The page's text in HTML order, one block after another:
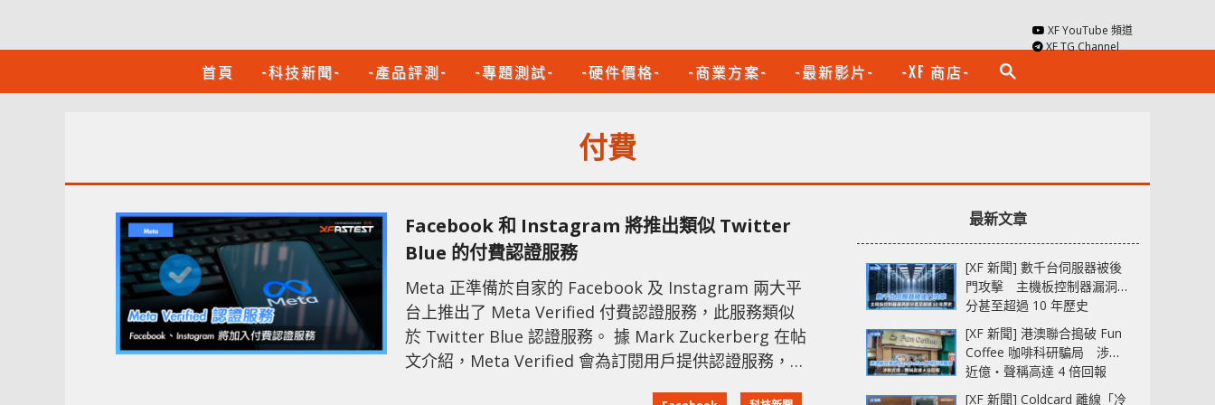
XF YouTube 頻道
XF TG Channel
首頁 -科技新聞- -產品評測- -專題測試- -硬件價格- -商業方案- -最新影片- -XF 商店- search
付費
Facebook 和 Instagram 將推出類似 Twitter
Blue 的付費認證服務
Meta 正準備於自家的 Facebook 及 Instagram 兩大平
台上推出了 Meta Verified 付費認證服務，此服務類似
於 Twitter Blue 認證服務。 據 Mark Zuckerberg 在帖
文介紹，Meta Verified 會為訂閱用戶提供認證服務，以
最新文章
[XF 新聞] 數千台伺服器被後
門攻擊 主機板控制器漏洞部
分甚至超過 10 年歷史
[XF 新聞] 港澳聯合搗破 Fun
Coffee 咖啡科研騙局 涉款
近億‧聲稱高達 4 倍回報
[XF 新聞] Coldcard 離線「冷